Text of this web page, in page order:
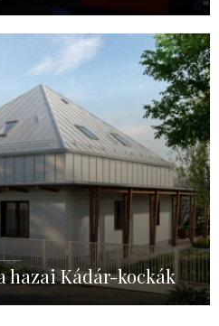
hazai Kádár-kockák